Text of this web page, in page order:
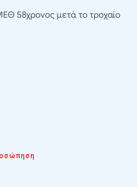
58χρονος μετά το τροχαίο